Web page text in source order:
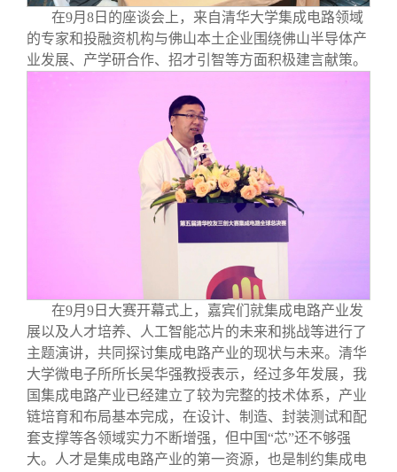
在9月8日的座谈会上，来自清华大学集成电路领域
的专家和投融资机构与佛山本土企业围绕佛山半导体产
业发展、产学研合作、招才引智等方面积极建言献策。
在9月9日大赛开幕式上，嘉宾们就集成电路产业发
展以及人才培养、人工智能芯片的未来和挑战等进行了
主题演讲，共同探讨集成电路产业的现状与未来。清华
大学微电子所所长吴华强教授表示，经过多年发展，我
国集成电路产业已经建立了较为完整的技术体系，产业
链培育和布局基本完成，在设计、制造、封装测试和配
套支撑等各领域实力不断增强，但中国“芯”还不够强
大。人才是集成电路产业的第一资源，也是制约集成电